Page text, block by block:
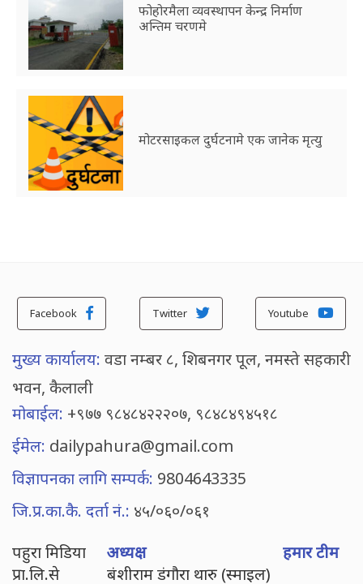
फोहोरमैला व्यवस्थापन केन्द्र निर्माण
अन्तिम चरणमे
मोटरसाइकल दुर्घटनामे एक जानेक मृत्यु
Facebook Twitter Youtube
मुख्य कार्यालय: वडा नम्बर ८, शिबनगर पूल, नमस्ते सहकारी
भवन, कैलाली
मोबाईल: +९७७ ९८४८४२२२०७, ९८४८४९४५१८
ईमेल: dailypahura@gmail.com
विज्ञापनका लागि सम्पर्क: 9804643335
जि.प्र.का.कै. दर्ता नं.: ४५/०६०/०६१
पहुरा मिडिया
प्रा.लि.से
अध्यक्ष
बंशीराम डंगौरा थारु (स्माइल)
हमार टीम